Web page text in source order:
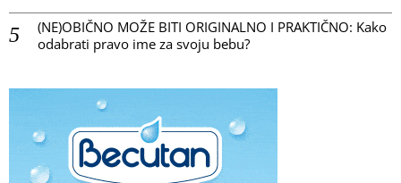
(NE)OBIČNO MOŽE BITI ORIGINALNO I PRAKTIČNO: Kako
odabrati pravo ime za svoju bebu?